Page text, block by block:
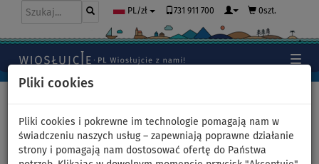
Pliki cookies
Pliki cookies i pokrewne im technologie pomagają nam w
świadczeniu naszych usług – zapewniają poprawne działanie
strony i pomagają nam dostosować ofertę do Państwa
PL/zł 731 911 700 0szt.